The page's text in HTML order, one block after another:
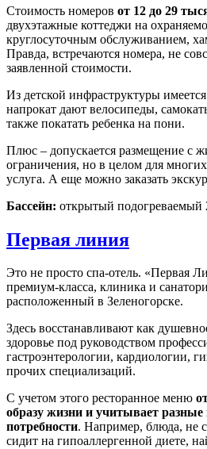
Стоимость номеров от 12 до 29
двухэтажные коттеджи на
круглосуточным обслуживанием,
Правда, встречаются номера, не
заявленной стоимости.
Из детской инфраструктуры
напрокат дают велосипеды,
также покатать ребенка на пони.
Плюс – допускается размещение с
ограничения, но в целом для
услуга. А еще можно заказать
Бассейн: открытый подогреваемый
Первая линия
Это не просто спа-отель. «Первая
премиум-класса, клиника и
расположенный в Зеленогорске.
Здесь восстанавливают как
здоровье под руководством
гастроэнтерологии, кардиологии,
прочих специализаций.
С учетом этого ресторанное меню
образу жизни и учитывает разные
потребности. Например, блюда, не
сидит на гипоаллергенной диете,